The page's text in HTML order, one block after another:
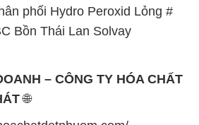
phối Hydro Peroxid Lỏng #
Bồn Thái Lan Solvay
– CÔNG TY HÓA CHẤT
🌐